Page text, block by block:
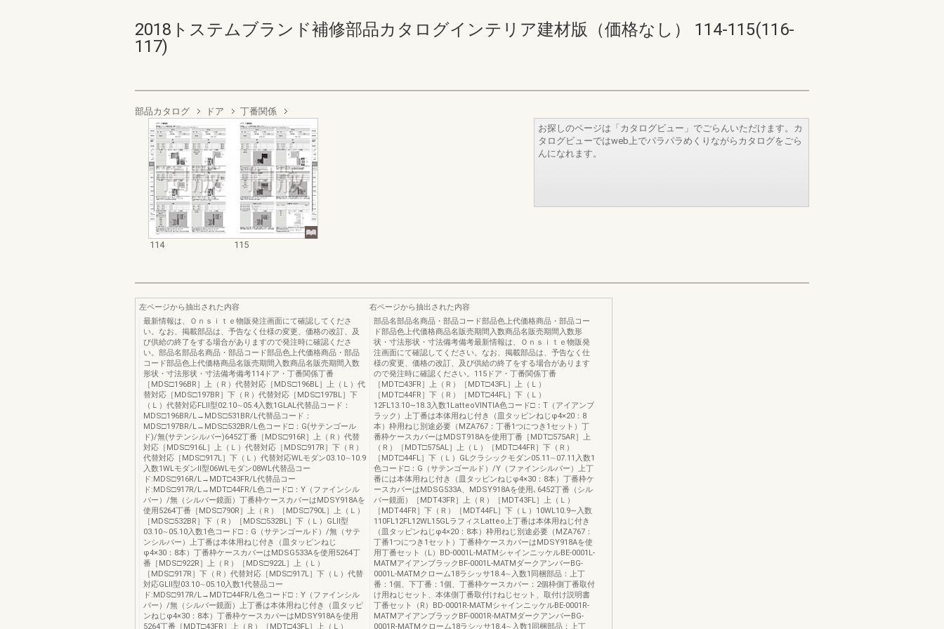
2018トステムブランド補修部品カタログインテリア建材版（価格なし） 114-115(116-
117)
部品カタログ ドア 丁番関係
114 115
お探しのページは「カタログビュー」でごらんいただけます。カ
タログビューではweb上でパラパラめくりながらカタログをごら
んになれます。
左ページから抽出された内容
最新情報は、Ｏｎｓｉｔｅ物販発注画面にて確認してくださ
い。なお、掲載部品は、予告なく仕様の変更、価格の改訂、及
び供給の終了をする場合がありますので発注時に確認くださ
い。部品名部品名商品・部品コード部品色上代価格商品・部品
コード部品色上代価格商品名販売期間入数商品名販売期間入数
形状・寸法形状・寸法備考備考114ドア・丁番関係丁番
［MDS□196BR］上（Ｒ）代替対応［MDS□196BL］上（Ｌ）代
替対応［MDS□197BR］下（Ｒ）代替対応［MDS□197BL］下
（Ｌ）代替対応FLⅡ型02.10∼05.4入数1GLAL代替品コード：
MDS□196BR/L→MDS□531BR/L代替品コード：
MDS□197BR/L→MDS□532BR/L色コード□：G(サテンゴール
ド)/無(サテンシルバー)6452丁番［MDS□916R］上（Ｒ）代替
対応［MDS□916L］上（Ｌ）代替対応［MDS□917R］下（Ｒ）
代替対応［MDS□917L］下（Ｌ）代替対応WLモダン03.10∼10.9
入数1WLモダンⅡ型06WLモダン08WL代替品コー
ド:MDS□916R/L→MDT□43FR/L代替品コー
ド:MDS□917R/L→MDT□44FR/L色コード□：Y（ファインシル
バー）/無（シルバー鏡面）丁番枠ケースカバーはMDSY918Aを
使用5264丁番［MDS□790R］上（Ｒ）［MDS□790L］上（Ｌ）
［MDS□532BR］下（Ｒ）［MDS□532BL］下（Ｌ）GLⅡ型
03.10∼05.10入数1色コード□：G（サテンゴールド）/無（サテ
ンシルバー）上丁番は本体用ねじ付き（皿タッピンねじ
φ4×30：8本）丁番枠ケースカバーはMDSG533Aを使用5264丁
番［MDS□922R］上（Ｒ）［MDS□922L］上（Ｌ）
［MDS□917R］下（Ｒ）代替対応［MDS□917L］下（Ｌ）代替
対応GLⅡ型03.10∼05.10入数1代替品コー
ド:MDS□917R/L→MDT□44FR/L色コード□：Y（ファインシル
バー）/無（シルバー鏡面）上丁番は本体用ねじ付き（皿タッピ
ンねじφ4×30：8本）丁番枠ケースカバーはMDSY918Aを使用
5264丁番［MDT□43FR］上（Ｒ）［MDT□43FL］上（Ｌ）
右ページから抽出された内容
部品名部品名商品・部品コード部品色上代価格商品・部品コー
ド部品色上代価格商品名販売期間入数商品名販売期間入数形
状・寸法形状・寸法備考備考最新情報は、Ｏｎｓｉｔｅ物販発
注画面にて確認してください。なお、掲載部品は、予告なく仕
様の変更、価格の改訂、及び供給の終了をする場合があります
ので発注時に確認ください。115ドア・丁番関係丁番
［MDT□43FR］上（Ｒ）［MDT□43FL］上（Ｌ）
［MDT□44FR］下（Ｒ）［MDT□44FL］下（Ｌ）
12FL13.10∼18.3入数1LatteoVINTIA色コード□：T（アイアンブ
ラック）上丁番は本体用ねじ付き（皿タッピンねじφ4×20：8
本）枠用ねじ別途必要（MZA767：丁番1つにつき1セット）丁
番枠ケースカバーはMDST918Aを使用丁番［MDT□575AR］上
（Ｒ）［MDT□575AL］上（Ｌ）［MDT□44FR］下（Ｒ）
［MDT□44FL］下（Ｌ）GLクラシックモダン05.11∼07.11入数1
色コード□：G（サテンゴールド）/Y（ファインシルバー）上丁
番には本体用ねじ付き（皿タッピンねじφ4×30：8本）丁番枠ケ
ースカバーはMDSG533A、MDSY918Aを使用､6452丁番（シル
バー鏡面）［MDT43FR］上（Ｒ）［MDT43FL］上（Ｌ）
［MDT44FR］下（Ｒ）［MDT44FL］下（Ｌ）10WL10.9∼入数
110FL12FL12WL15GLラフィスLatteo上丁番は本体用ねじ付き
（皿タッピンねじφ4×20：8本）枠用ねじ別途必要（MZA767：
丁番1つにつき1セット）丁番枠ケースカバーはMDSY918Aを使
用丁番セット（L）BD-0001L-MATMシャインニッケルBE-0001L-
MATMアイアンブラックBF-0001L-MATMダークアンバーBG-
0001L-MATMクローム18ラシッサ18.4∼入数1同梱部品：上丁
番：1個、下丁番：1個、丁番枠ケースカバー：2個枠側丁番取付
け用ねじセット、本体側丁番取付けねじセット、取付け説明書
丁番セット（R）BD-0001R-MATMシャインニッケルBE-0001R-
MATMアイアンブラックBF-0001R-MATMダークアンバーBG-
0001R-MATMクローム18ラシッサ18.4∼入数1同梱部品：上丁